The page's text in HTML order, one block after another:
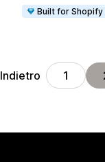
Built for Shopify
Indietro 1